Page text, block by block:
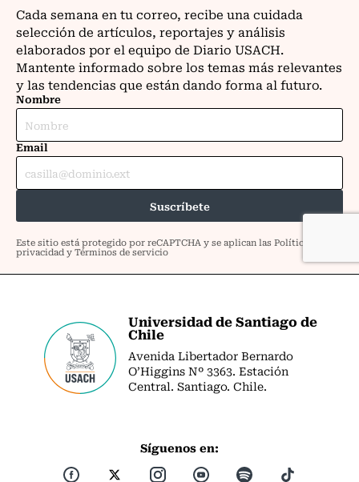
Universidad de Santiago de
Chile
Avenida Libertador Bernardo
O’Higgins Nº 3363. Estación
Central. Santiago. Chile.
Síguenos en: